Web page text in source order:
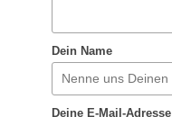
Dein Name
Deine E-Mail-Adresse